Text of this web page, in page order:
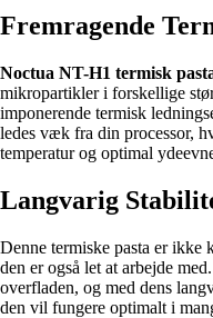
Fremragende
Noctua NT-H1 termisk
mikropartikler i forskellige
imponerende termisk
ledes væk fra din processor,
temperatur og optimal
Langvarig
Denne termiske pasta er ikke
den er også let at arbejde
overfladen, og med dens
den vil fungere optimalt i